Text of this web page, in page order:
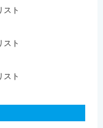
スト
スト
スト